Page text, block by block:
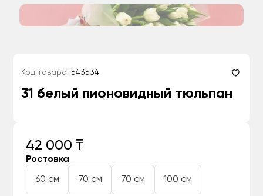
Код товара: 543534
31 белый пионовидный тюльпан
42 000 ₸
Ростовка
60 см 70 см 70 см 100 см